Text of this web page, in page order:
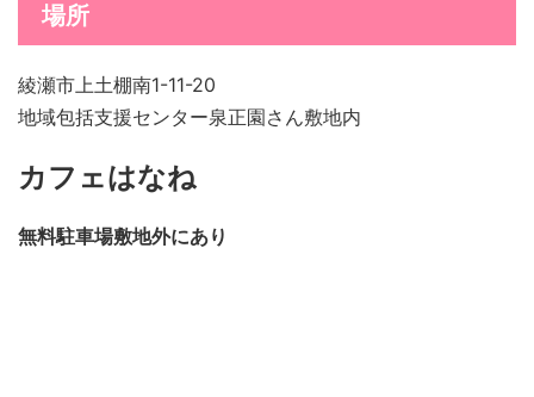
場所
綾瀬市上土棚南1-11-20
地域包括支援センター泉正園さん敷地内
カフェはなね
無料駐車場敷地外にあり